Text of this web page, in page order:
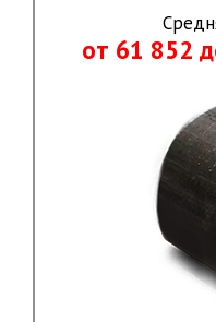
от 61 852